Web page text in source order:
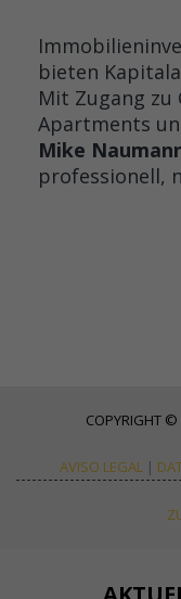
bieten
Mit Zugang
Apartments
Mike
professionell,
COPYRIGHT ©
AVISO LEGAL |